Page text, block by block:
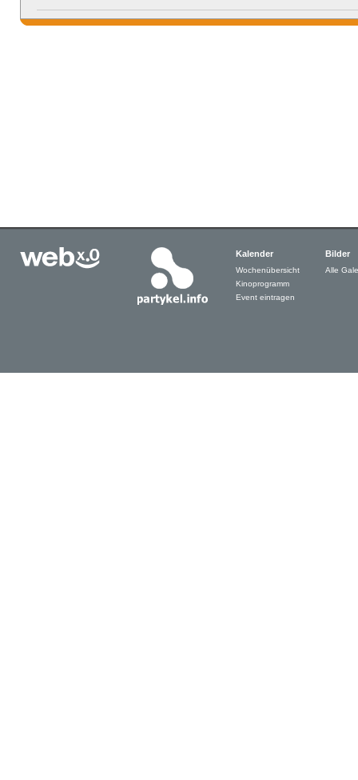
Kalender
Wochenübersicht
Kinoprogramm
Event eintragen
Bilder
Alle